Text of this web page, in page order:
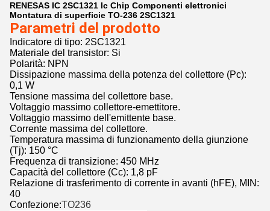
RENESAS IC 2SC1321 Ic Chip Componenti elettronici
Montatura di superficie TO-236 2SC1321
Parametri del prodotto
Indicatore di tipo: 2SC1321
Materiale del transistor: Si
Polarità: NPN
Dissipazione massima della potenza del collettore (Pc):
0,1 W
Tensione massima del collettore base.
Voltaggio massimo collettore-emettitore.
Voltaggio massimo dell'emittente base.
Corrente massima del collettore.
Temperatura massima di funzionamento della giunzione
(Tj): 150 °C
Frequenza di transizione: 450 MHz
Capacità del collettore (Cc): 1,8 pF
Relazione di trasferimento di corrente in avanti (hFE), MIN:
40
Confezione:TO236